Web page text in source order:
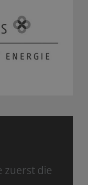
zuerst die